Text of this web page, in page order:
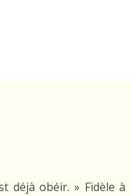
déjà obéir. » Fidèle à